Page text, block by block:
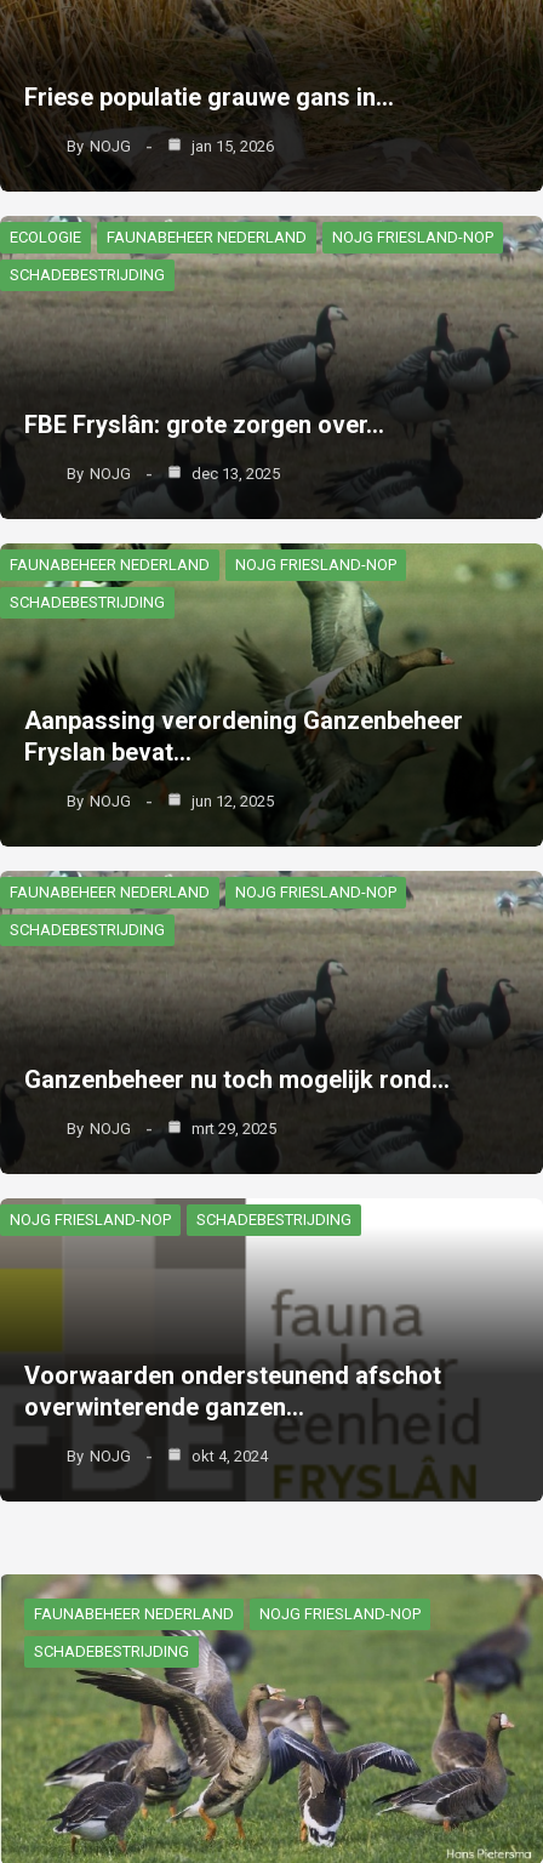
Friese populatie grauwe gans in…
By NOJG jan 15, 2026
ECOLOGIE FAUNABEHEER NEDERLAND NOJG FRIESLAND-NOP
SCHADEBESTRIJDING
FBE Fryslân: grote zorgen over…
By NOJG dec 13, 2025
FAUNABEHEER NEDERLAND NOJG FRIESLAND-NOP
SCHADEBESTRIJDING
Aanpassing verordening Ganzenbeheer
Fryslan bevat…
By NOJG jun 12, 2025
FAUNABEHEER NEDERLAND NOJG FRIESLAND-NOP
SCHADEBESTRIJDING
Ganzenbeheer nu toch mogelijk rond…
By NOJG mrt 29, 2025
NOJG FRIESLAND-NOP SCHADEBESTRIJDING
Voorwaarden ondersteunend afschot
overwinterende ganzen…
By NOJG okt 4, 2024
FAUNABEHEER NEDERLAND NOJG FRIESLAND-NOP
SCHADEBESTRIJDING